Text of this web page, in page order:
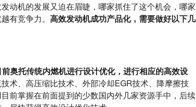
动机的发展又迫在眉睫，哪家抓住了这个机会，哪家
有竞争力。 高效发动机成功产品化，需要做好以下几
奥托传统内燃机进行设计优化，进行相应的高效设
术、高压缩比技术、外部冷却EGR技术、降摩擦技
前掌握在前面提到的少数国内外几家资源手中，后续